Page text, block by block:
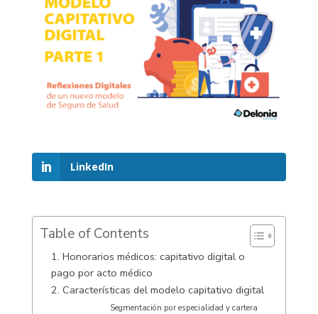
LinkedIn
Table of Contents
1. Honorarios médicos: capitativo digital o
pago por acto médico
2. Características del modelo capitativo digital
Segmentación por especialidad y cartera